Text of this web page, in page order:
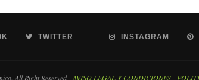
TWITTER INSTAGRAM
All Right Reserved -AVISO LEGAL Y CONDICIONES-